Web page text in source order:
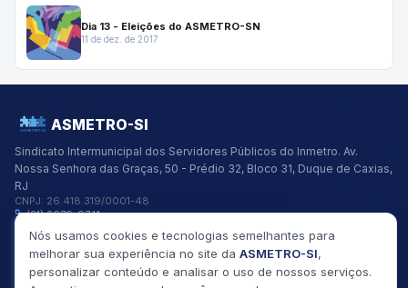
Dia 13 - Eleições do ASMETRO-SN
11 de dez. de 2017
ASMETRO-SI
Sindicato Intermunicipal dos Servidores Públicos do Inmetro. Av.
Nossa Senhora das Graças, 50 - Prédio 32, Bloco 31, Duque de Caxias,
RJ
CNPJ: 26.418.319/0001-48
(21) 2679-9741
asmetro@asmetro.org.br
Links Rápidos
Institucional
Gestão
Nós usamos cookies e tecnologias semelhantes para
melhorar sua experiência no site da ASMETRO-SI,
personalizar conteúdo e analisar o uso de nossos serviços.